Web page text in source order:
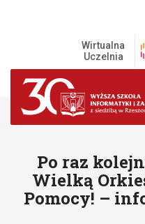
Wirtualna
Uczelnia
Po raz
Wielką
Pomocy! –